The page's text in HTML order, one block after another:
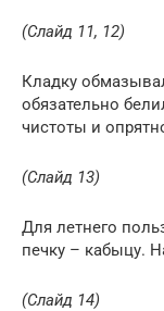
(Слайд 11, 12)
Кладку
обязательно
чистоты и
(Слайд 13)
Для летнего
печку – кабыцу.
(Слайд 14)